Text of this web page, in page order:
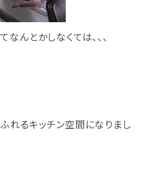
んとかしなくては、、、
るキッチン空間になりまし